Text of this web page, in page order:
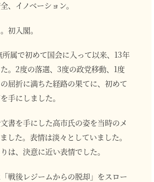
、イノベーション。
初入閣。
属で初めて国会に入って以来、13年
。2度の落選、3度の政党移動、1度
屈折に満ちた経路の果てに、初めて
手にしました。
書を手にした高市氏の姿を当時のメ
した。表情は淡々としていました。
は、決意に近い表情でした。
戦後レジームからの脱却」をスロー